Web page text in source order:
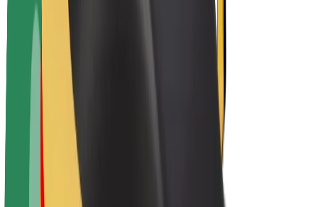
Apie mus
Karjera
Apie „Bolt“
„Bolt“ tvarumo politika
Projektas „Zero“
Tinklaraštis
Naujienų centras
Prekių ženklo gairės